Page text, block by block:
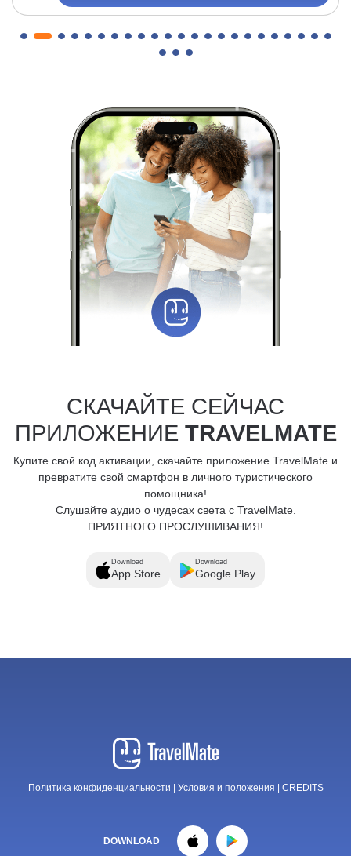
СКАЧАЙТЕ СЕЙЧАС
ПРИЛОЖЕНИЕ TRAVELMATE
Купите свой код активации, скачайте приложение TravelMate и
превратите свой смартфон в личного туристического
помощника!
Слушайте аудио о чудесах света с TravelMate.
ПРИЯТНОГО ПРОСЛУШИВАНИЯ!
Download
App Store
Download
Google Play
Политика конфиденциальности Условия и положения CREDITS
DOWNLOAD